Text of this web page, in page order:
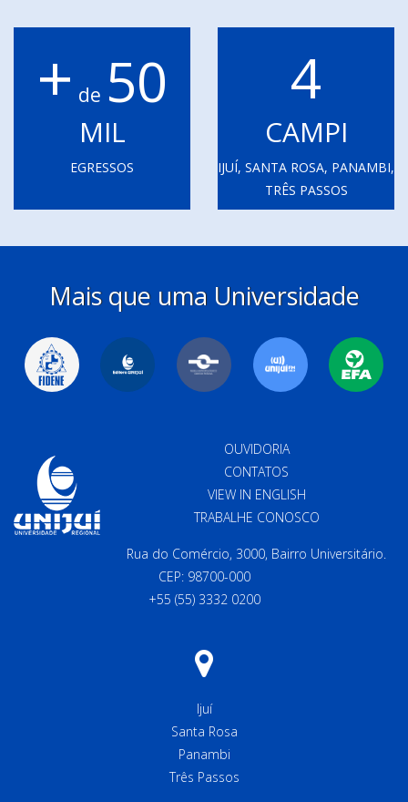
+ de 50
MIL
EGRESSOS
4
CAMPI
IJUÍ, SANTA ROSA, PANAMBI,
TRÊS PASSOS
Mais que uma Universidade
OUVIDORIA
CONTATOS
VIEW IN ENGLISH
TRABALHE CONOSCO
Rua do Comércio, 3000, Bairro Universitário.
CEP: 98700-000
+55 (55) 3332 0200
Ijuí
Santa Rosa
Panambi
Três Passos